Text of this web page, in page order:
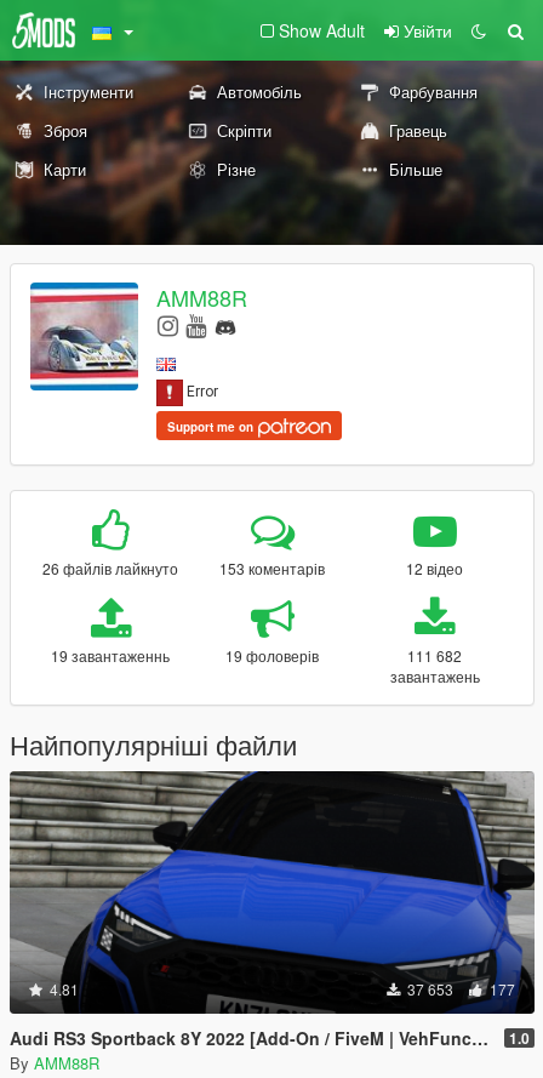
Show Adult Увійти
Інструменти Автомобіль
Фарбування
Зброя
Скріпти
Гравець
Карти
Різне Більше
AMM88R
Support me on
26 файлів лайкнуто 153 коментарів 12 відео
19 завантаженнь 19 фоловерів
111 682
завантажень
Найпопулярніші файли
4.81 37 653 177
Audi RS3 Sportback 8Y 2022 [Add-On / FiveM | VehFuncs V| Animated] 1.0
By AMM88R